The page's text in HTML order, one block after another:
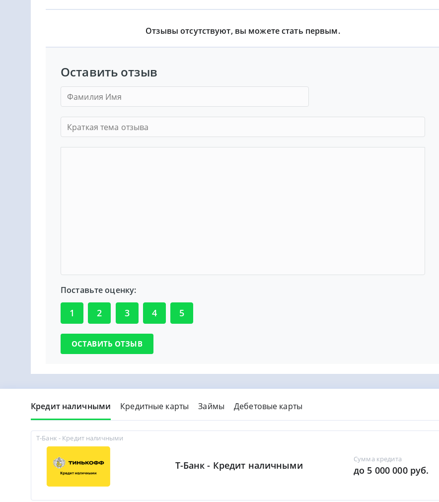
Отзывы отсутствуют, вы можете стать первым.
Оставить отзыв
Поставьте оценку:
1 2 3 4 5
Кредит наличными Кредитные карты Займы Дебетовые карты
Т-Банк - Кредит наличными
Т-Банк - Кредит наличными
Сумма кредита
до 5 000 000 руб.